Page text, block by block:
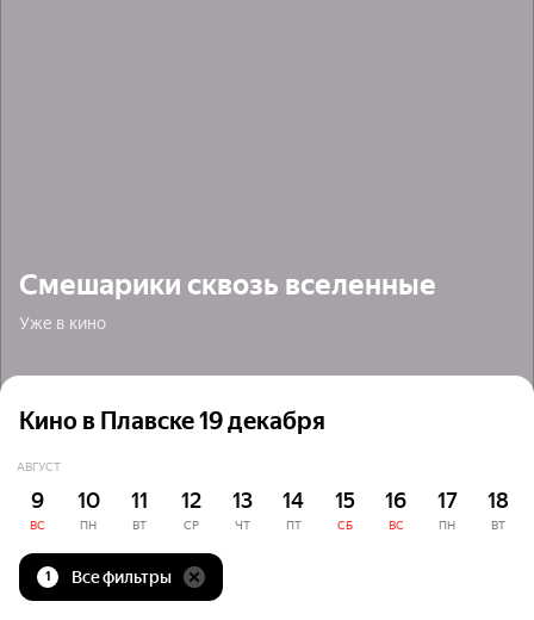
Смешарики сквозь вселенные
Уже в кино
Кино в Плавске 19 декабря
АВГУСТ
9
ВС
10
ПН
11
ВТ
12
СР
13
ЧТ
14
ПТ
15
СБ
16
ВС
17
ПН
18
ВТ
1 Все фильтры